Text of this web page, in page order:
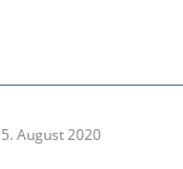
5. August 2020